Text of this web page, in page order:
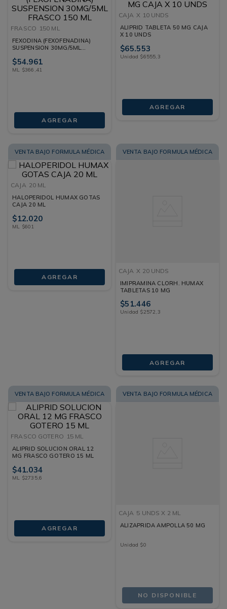
FRASCO 150 ML
FEXODINA (FEXOFENADINA)
SUSPENSION 30MG/5ML
$54.961
ML $366 ,41
AGREGAR
CAJA X 10 UNDS
ALIPRID TABLETA 50 MG CAJA
X 10 UNDS
$65.553
Unidad $6555, 3
AGREGAR
VENTA BAJO FORMULA MÉDICA
CAJA 20 ML
HALOPERIDOL HUMAX GOTAS
CAJA 20 ML
$12.020
ML $601
AGREGAR
VENTA BAJO FORMULA MÉDICA
CAJA X 20 UNDS
IMIPRAMINA CLORH. HUMAX
TABLETAS 10 MG
$51.446
Unidad $2572, 3
AGREGAR
VENTA BAJO FORMULA MÉDICA
FRASCO GOTERO 15 ML
ALIPRID SOLUCION ORAL 12
MG FRASCO GOTERO 15 ML
$41.034
ML $2735,6
AGREGAR
VENTA BAJO FORMULA MÉDICA
CAJA 5 UNDS X 2 ML
ALIZAPRIDA AMPOLLA 50 MG
Unidad $0
NO DISPONIBLE